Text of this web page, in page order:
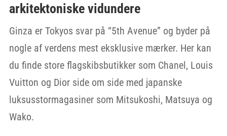
arkitektoniske vidundere
Ginza er Tokyos svar på “5th Avenue” og byder på
nogle af verdens mest eksklusive mærker. Her kan
du finde store flagskibsbutikker som Chanel, Louis
Vuitton og Dior side om side med japanske
luksusstormagasiner som Mitsukoshi, Matsuya og
Wako.